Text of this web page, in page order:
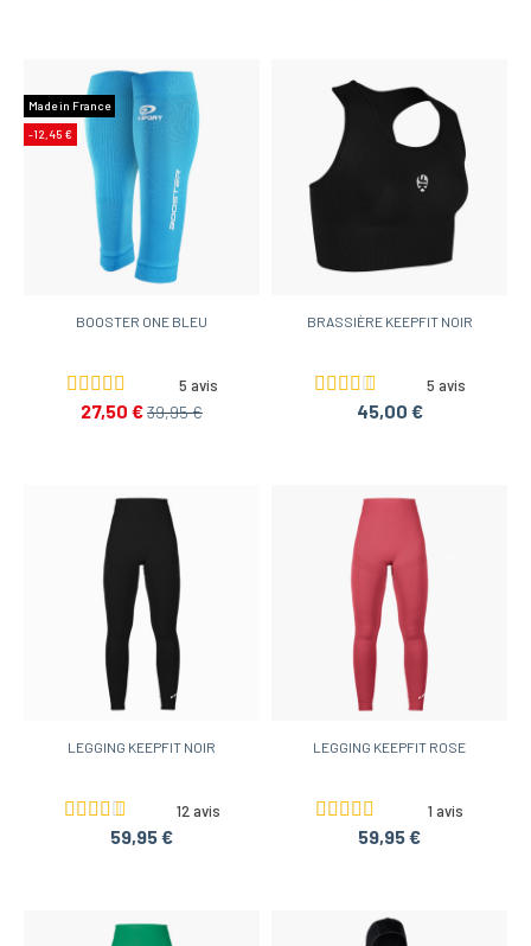
Made in France
-12,45 €
BOOSTER ONE BLEU
5 avis
27,50 €39,95 €
BRASSIÈRE KEEPFIT NOIR
5 avis
45,00 €
LEGGING KEEPFIT NOIR
12 avis
59,95 €
LEGGING KEEPFIT ROSE
1 avis
59,95 €